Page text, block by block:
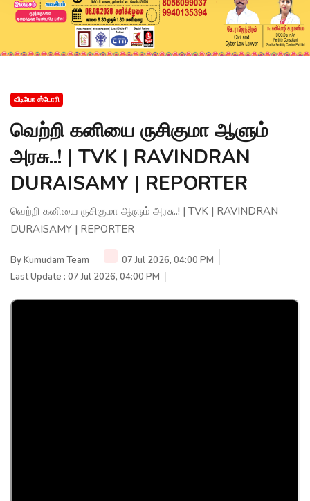
வீடியோ ஸ்டோரி
வெற்றி கனியை ருசிகுமா ஆளும்
அரசு..! | TVK | RAVINDRAN
DURAISAMY | REPORTER
வெற்றி கனியை ருசிகுமா ஆளும் அரசு..! | TVK | RAVINDRAN
DURAISAMY | REPORTER
ByKumudam Team
07 Jul 2026, 04:00 PM
Last Update : 07 Jul 2026, 04:00 PM